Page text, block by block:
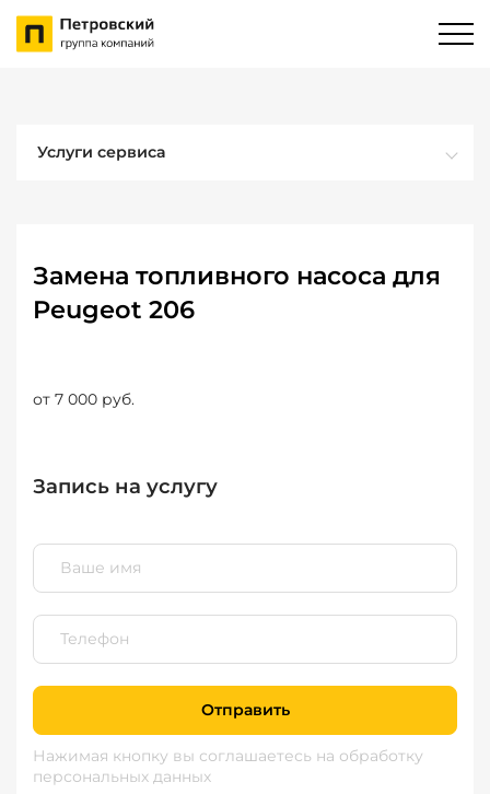
Услуги сервиса
Замена топливного насоса для
Peugeot 206
от 7 000 руб.
Запись на услугу
Отправить
Нажимая кнопку вы соглашаетесь на обработку
персональных данных